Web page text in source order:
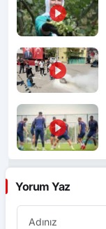
Yorum Yaz